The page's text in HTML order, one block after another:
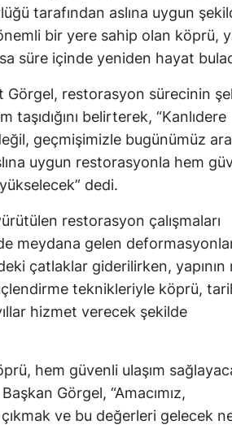
tarafından aslına uygun
bir yere sahip olan köprü,
süre içinde yeniden hayat
Görgel, restorasyon sürecinin
belirterek, “Kanlıdere
geçmişimizle bugünümüz
uygun restorasyonla hem
dedi.
restorasyon çalışmaları
meydana gelen
çatlaklar giderilirken, yapının
teknikleriyle köprü,
hizmet verecek şekilde
hem güvenli ulaşım
Görgel, “Amacımız,
ve bu değerleri gelecek